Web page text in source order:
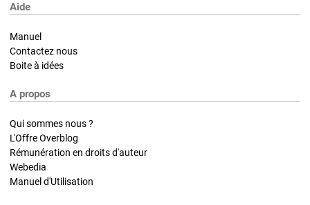
Aide
Manuel
Contactez nous
Boite à idées
A propos
Qui sommes nous ?
L'Offre Overblog
Rémunération en droits d'auteur
Webedia
Manuel d'Utilisation